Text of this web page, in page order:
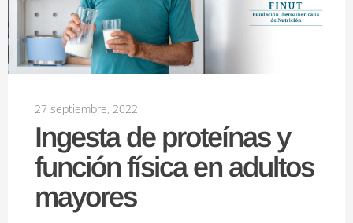
27 septiembre, 2022
Ingesta de proteínas y
función física en adultos
mayores